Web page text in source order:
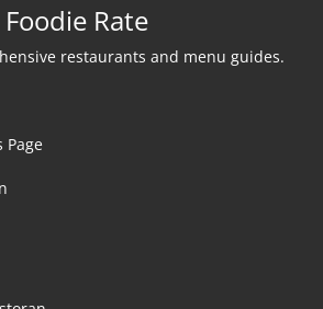
Foodie Rate
restaurants and menu guides.
Page